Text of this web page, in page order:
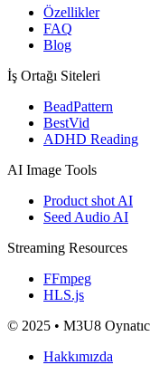
Özellikler
FAQ
Blog
İş Ortağı Siteleri
BeadPattern
BestVid
ADHD Reading
AI Image Tools
Product shot AI
Seed Audio AI
Streaming Resources
FFmpeg
HLS.js
© 2025 • M3U8
Hakkımızda